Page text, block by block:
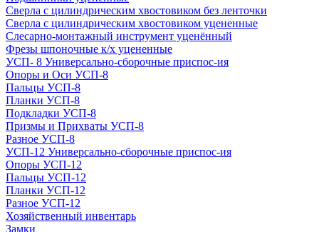
Сверла с цилиндрическим хвостовиком без ленточки
Сверла с цилиндрическим хвостовиком уцененные
Слесарно-монтажный инструмент уценённый
Фрезы шпоночные к/х уцененные
УСП- 8 Универсально-сборочные приспос-ия
Опоры и Оси УСП-8
Пальцы УСП-8
Планки УСП-8
Подкладки УСП-8
Призмы и Прихваты УСП-8
Разное УСП-8
УСП-12 Универсально-сборочные приспос-ия
Опоры УСП-12
Пальцы УСП-12
Планки УСП-12
Разное УСП-12
Хозяйственный инвентарь
Замки